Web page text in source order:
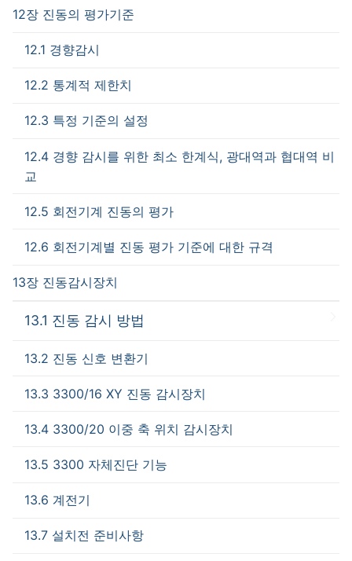
12장 진동의 평가기준
12.1 경향감시
12.2 통계적 제한치
12.3 특정 기준의 설정
12.4 경향 감시를 위한 최소 한계식, 광대역과 협대역 비
교
12.5 회전기계 진동의 평가
12.6 회전기계별 진동 평가 기준에 대한 규격
13장 진동감시장치
13.1 진동 감시 방법
13.2 진동 신호 변환기
13.3 3300/16 XY 진동 감시장치
13.4 3300/20 이중 축 위치 감시장치
13.5 3300 자체진단 기능
13.6 계전기
13.7 설치전 준비사항